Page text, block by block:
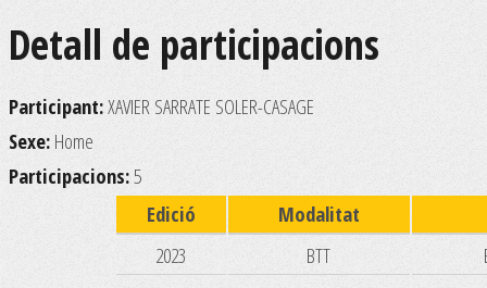
Detall de participacions
Participant:XAVIER SARRATE SOLER-CASAGE
Sexe: Home
Participacions:5
Edició
Modalitat
2023
BTT